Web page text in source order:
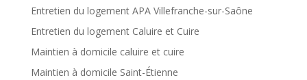
Entretien du logement APA Villefranche-sur-Saône
Entretien du logement Caluire et Cuire
Maintien à domicile caluire et cuire
Maintien à domicile Saint-Étienne